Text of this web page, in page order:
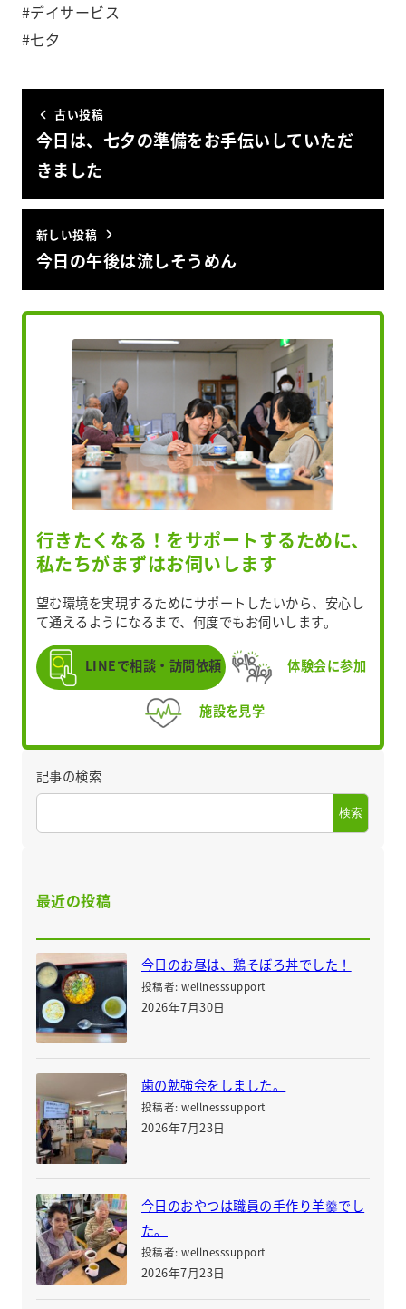
#デイサービス
#七夕
古い投稿
今日は、七夕の準備をお手伝いしていただ
きました︎
新しい投稿
今日の午後は流しそうめん
行きたくなる！をサポートするために、
私たちがまずはお伺いします
望む環境を実現するためにサポートしたいから、安心し
て通えるようになるまで、何度でもお伺いします。
LINEで相談・訪問依頼 体験会に参加
施設を見学
記事の検索
検索
最近の投稿
今日のお昼は、鶏そぼろ丼でした！
投稿者: wellnesssupport
2026年7月30日
歯の勉強会をしました。
投稿者: wellnesssupport
2026年7月23日
今日のおやつは職員の手作り羊羹でし
た。
投稿者: wellnesssupport
2026年7月23日